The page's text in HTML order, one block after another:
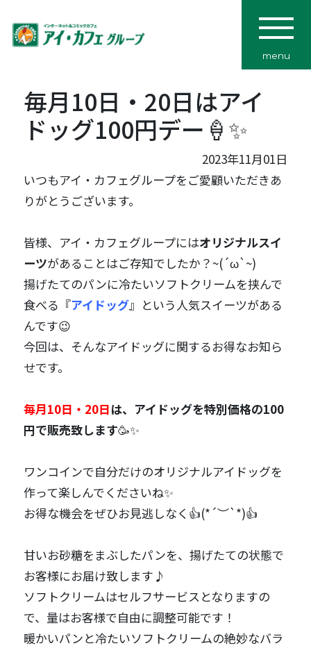
menu
毎月10日・20日はアイ
ドッグ100円デー🍦✨
2023年11月01日
いつもアイ・カフェグループをご愛顧いただきあ
りがとうございます。
皆様、アイ・カフェグループにはオリジナルスイ
ーツがあることはご存知でしたか？~(´ω`~)
揚げたてのパンに冷たいソフトクリームを挟んで
食べる『アイドッグ』という人気スイーツがある
んです😉
今回は、そんなアイドッグに関するお得なお知ら
せです。
毎月10日・20日は、アイドッグを特別価格の100
円で販売致します🥳✨
ワンコインで自分だけのオリジナルアイドッグを
作って楽しんでくださいね✨
お得な機会をぜひお見逃しなく👍(*´︶`*)👍
甘いお砂糖をまぶしたパンを、揚げたての状態で
お客様にお届け致します♪
ソフトクリームはセルフサービスとなりますの
で、量はお客様で自由に調整可能です！
暖かいパンと冷たいソフトクリームの絶妙なバラ